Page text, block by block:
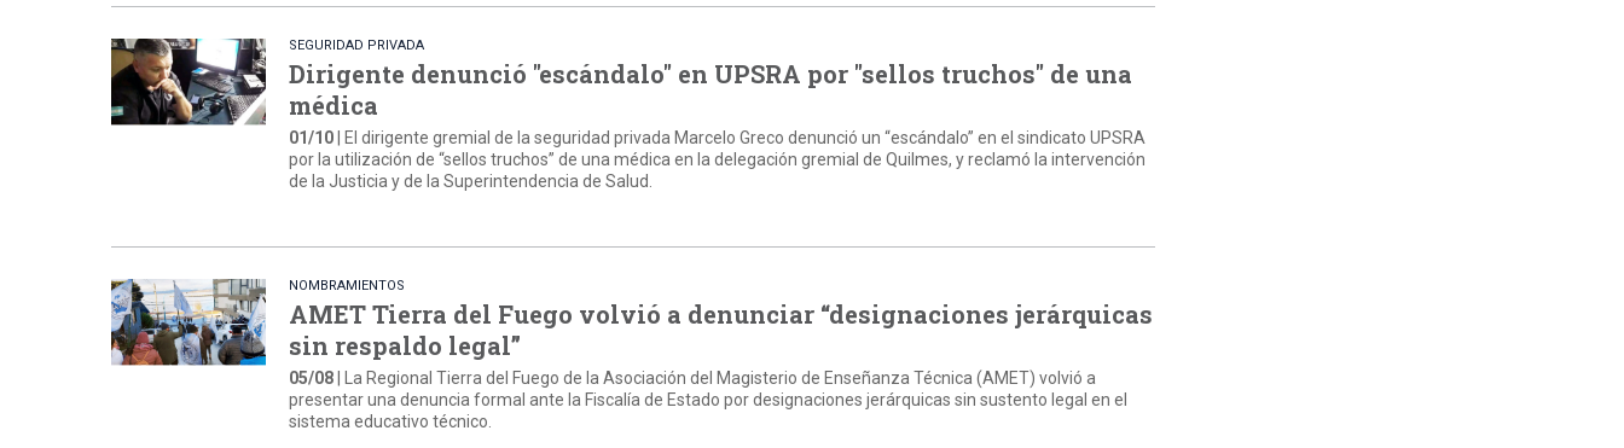
SEGURIDAD PRIVADA
Dirigente denunció "escándalo" en UPSRA por "sellos truchos" de una
médica
01/10 | El dirigente gremial de la seguridad privada Marcelo Greco denunció un “escándalo” en el sindicato UPSRA
por la utilización de “sellos truchos” de una médica en la delegación gremial de Quilmes, y reclamó la intervención
de la Justicia y de la Superintendencia de Salud.
NOMBRAMIENTOS
AMET Tierra del Fuego volvió a denunciar “designaciones jerárquicas
sin respaldo legal”
05/08 | La Regional Tierra del Fuego de la Asociación del Magisterio de Enseñanza Técnica (AMET) volvió a
presentar una denuncia formal ante la Fiscalía de Estado por designaciones jerárquicas sin sustento legal en el
sistema educativo técnico.